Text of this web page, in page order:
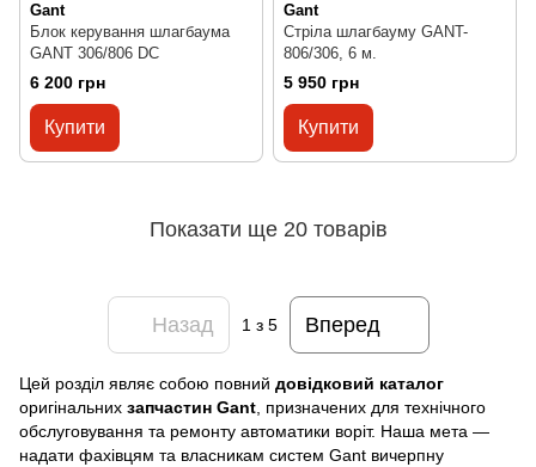
Gant
Блок керування шлагбаума
GANT 306/806 DC
6 200 грн
Купити
Gant
Стріла шлагбауму GANT-
806/306, 6 м.
5 950 грн
Купити
Показати ще 20 товарів
Назад 1з 5 Вперед
Цей розділ являє собою повний довідковий каталог
оригінальних запчастин Gant, призначених для технічного
обслуговування та ремонту автоматики воріт. Наша мета —
надати фахівцям та власникам систем Gant вичерпну